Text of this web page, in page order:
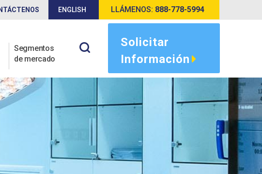
ENGLISH LLÁMENOS: 888-778-5994
Solicitar
Información
Segmentos
de mercado